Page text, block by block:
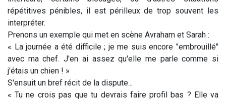
répétitives pénibles, il est périlleux de trop souvent les
interpréter.
Prenons un exemple qui met en scène Avraham et Sarah :
« La journée a été difficile ; je me suis encore "embrouillé"
avec ma chef. J'en ai assez qu'elle me parle comme si
j'étais un chien ! »
S'ensuit un bref récit de la dispute...
« Tu ne crois pas que tu devrais faire profil bas ? Elle va